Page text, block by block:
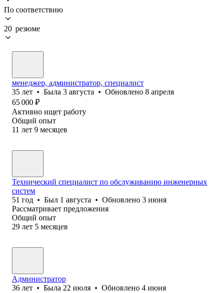
По соответствию
20 резюме
менеджер, администратор, специалист
35 лет • Была 3 августа • Обновлено 8 апреля
65 000 ₽
Активно ищет работу
Общий опыт
11 лет 9 месяцев
Технический специалист по обслуживанию инженерных
систем
51 год • Был 1 августа • Обновлено 3 июня
Рассматривает предложения
Общий опыт
29 лет 5 месяцев
Администратор
36 лет • Была 22 июля • Обновлено 4 июня